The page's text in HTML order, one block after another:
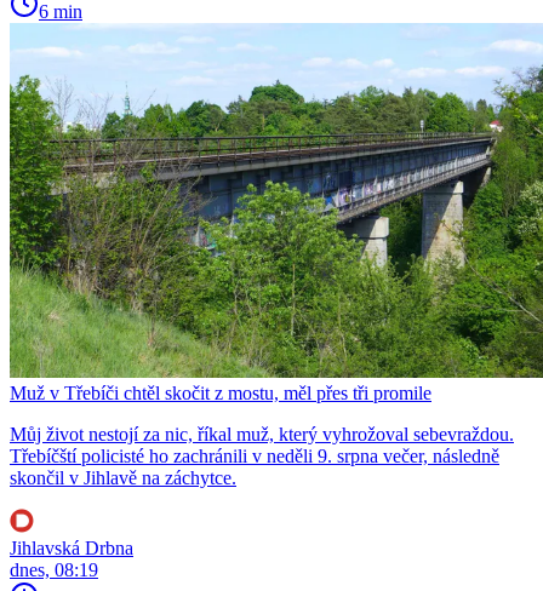
6 min
Muž v Třebíči chtěl skočit z mostu, měl přes tři promile
Můj život nestojí za nic, říkal muž, který vyhrožoval sebevraždou.
Třebíčští policisté ho zachránili v neděli 9. srpna večer, následně
skončil v Jihlavě na záchytce.
Jihlavská Drbna
dnes, 08:19